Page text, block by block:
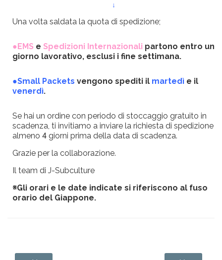
↓
Una volta saldata la quota di spedizione;
●EMS e Spedizioni Internazionali partono entro un
giorno lavorativo, esclusi i fine settimana.
●Small Packets vengono spediti il martedì e il
venerdì.
Se hai un ordine con periodo di stoccaggio gratuito in
scadenza, ti invitiamo a inviare la richiesta di spedizione
almeno 4 giorni prima della data di scadenza.
Grazie per la collaborazione.
Il team di J-Subculture
※Gli orari e le date indicate si riferiscono al fuso
orario del Giappone.